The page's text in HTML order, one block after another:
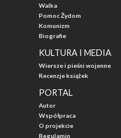
Walka
Pomoc Żydom
Komunizm
Biografie
KULTURA I MEDIA
Wiersze i pieśni wojenne
Recenzje książek
PORTAL
Autor
Współpraca
O projekcie
Regulamin